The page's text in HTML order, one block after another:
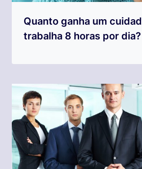
Quanto ganha um
trabalha 8 horas por dia?